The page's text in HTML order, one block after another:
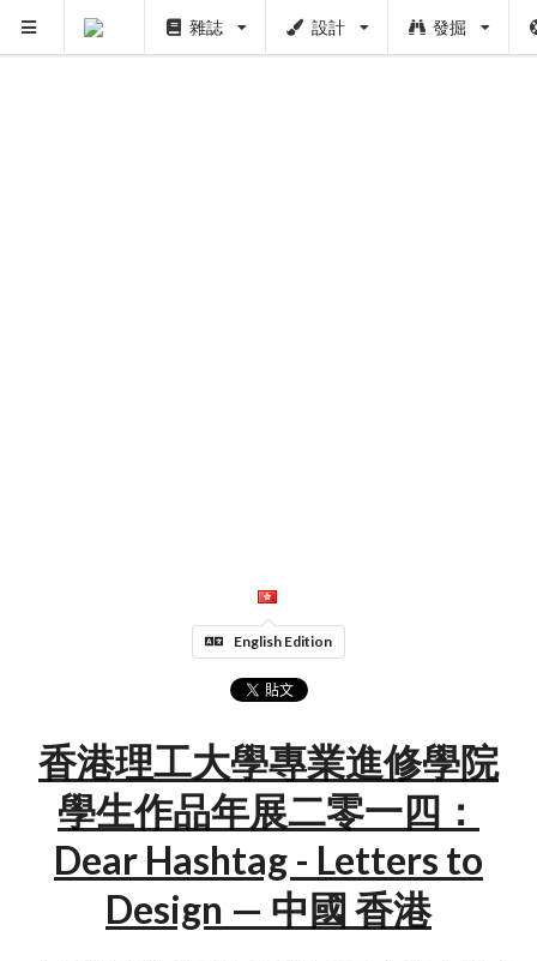
雜誌 設計 發掘
English Edition
香港理工大學專業進修學院
學生作品年展二零一四：
Dear Hashtag - Letters to
Design — 中國 香港